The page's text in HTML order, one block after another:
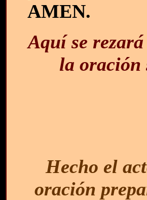
AMEN.
Aquí se
la oración
Hecho el
oración